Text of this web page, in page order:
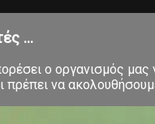
...
ο οργανισμός
πρέπει να